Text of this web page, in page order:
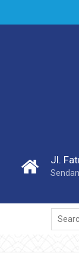
Jl.
Search
for: